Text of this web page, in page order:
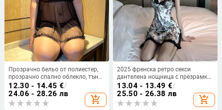
Прозрачно бельо от полиестер,
прозрачно спално облекло, тънък
плат 101–120 г/м², съдържание
95–100% полиестер, пускане през
пролетта 2025
12.30 - 14.45 €/
24.06 - 28.26 лв
add_shopping_cart
2025 френска ретро секси
дантелена нощница с презрамки,
принт, Slimming ефект и цепка,
удобна домашна нощница за
жени
13.04 - 13.49 €/
25.50 - 26.38 лв
add_shopping_cart